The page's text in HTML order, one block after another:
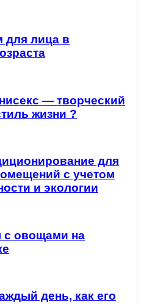
для лица в
— творческий
жизни ?
для
с учетом
и экологии
овощами на
день, как его